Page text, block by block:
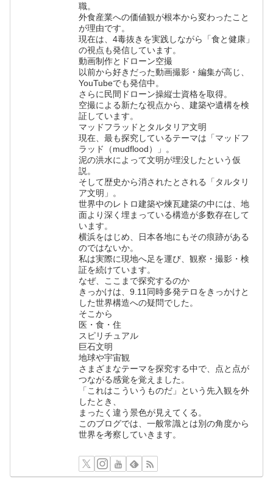
職。
外食産業への価値観が根本から変わったこと
が理由です。
現在は、4毒抜きを実践しながら「食と健康」
の視点も発信しています。
動画制作とドローン空撮
以前から好きだった動画撮影・編集が高じ、
YouTubeでも発信中。
さらに民間ドローン操縦士資格を取得。
空撮による新たな視点から、建築や遺構を検
証しています。
マッドフラッドとタルタリア文明
現在、最も探究しているテーマは「マッドフ
ラッド（mudflood）」。
泥の洪水によって文明が埋没したという仮
説。
そして歴史から消されたとされる「タルタリ
ア文明」。
世界中のレトロ建築や煉瓦建築の中には、地
面より深く埋まっている構造が多数存在して
います。
横浜をはじめ、日本各地にもその痕跡がある
のではないか。
私は実際に現地へ足を運び、観察・撮影・検
証を続けています。
なぜ、ここまで探究するのか
きっかけは、9.11同時多発テロをきっかけと
した世界構造への疑問でした。
そこから
医・食・住
スピリチュアル
巨石文明
地球や宇宙観
さまざまなテーマを探究する中で、点と点が
つながる感覚を覚えました。
「これはこういうものだ」という先入観を外
したとき、
まったく違う景色が見えてくる。
このブログでは、一般常識とは別の角度から
世界を考察していきます。